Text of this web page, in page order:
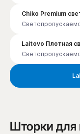
Chiko Premium
Laitovo Плотная
Шторки для